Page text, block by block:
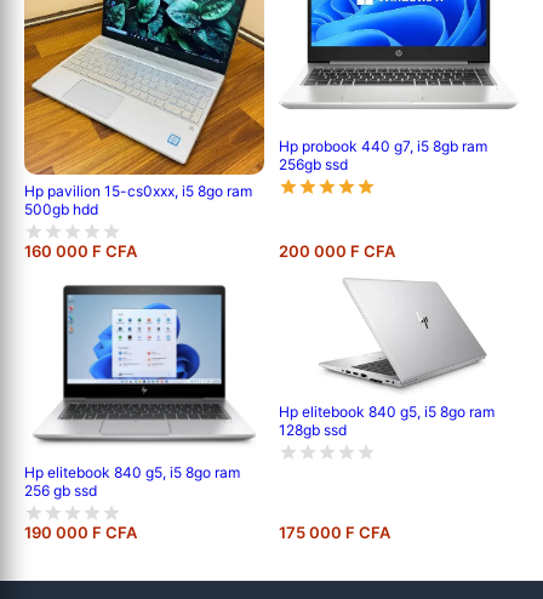
Hp pavilion 15-cs0xxx, i5 8go ram
500gb hdd
160 000 F CFA
Hp probook 440 g7, i5 8gb ram
256gb ssd
200 000 F CFA
Hp elitebook 840 g5, i5 8go ram
256 gb ssd
190 000 F CFA
Hp elitebook 840 g5, i5 8go ram
128gb ssd
175 000 F CFA